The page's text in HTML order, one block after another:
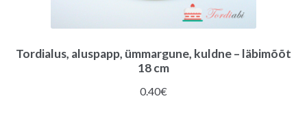
Tordialus, aluspapp, ümmargune, kuldne – läbimõõt
18 cm
0.40€